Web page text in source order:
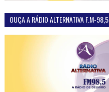
OUÇA A RÁDIO ALTERNATIVA F.M-98,5